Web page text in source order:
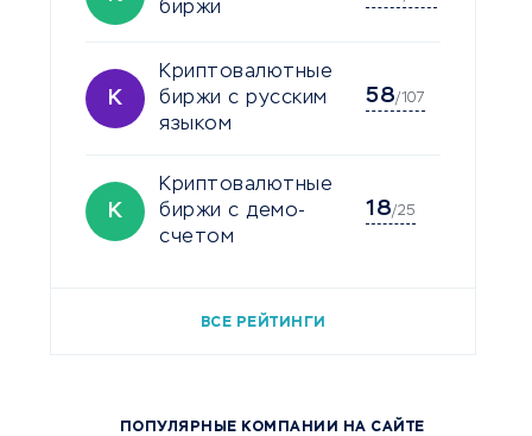
биржи
К
Криптовалютные
биржи с русским
языком
58/107
К
Криптовалютные
биржи с демо-
счетом
18/25
ВСЕ РЕЙТИНГИ
ПОПУЛЯРНЫЕ КОМПАНИИ НА САЙТЕ